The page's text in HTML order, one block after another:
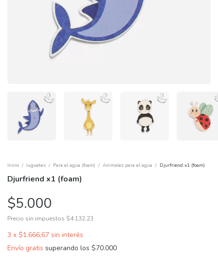
Inicio / Juguetes / Para el agua (foam) / Animales para el agua / Djurfriend x1 (foam)
Djurfriend x1 (foam)
$5.000
Precio sin impuestos $4.132,23
3 x $1.666,67 sin interés
Envío gratis superando los $70.000